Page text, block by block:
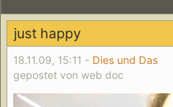
just happy
18.11.09, 15:11 - Dies und Das
gepostet von web doc